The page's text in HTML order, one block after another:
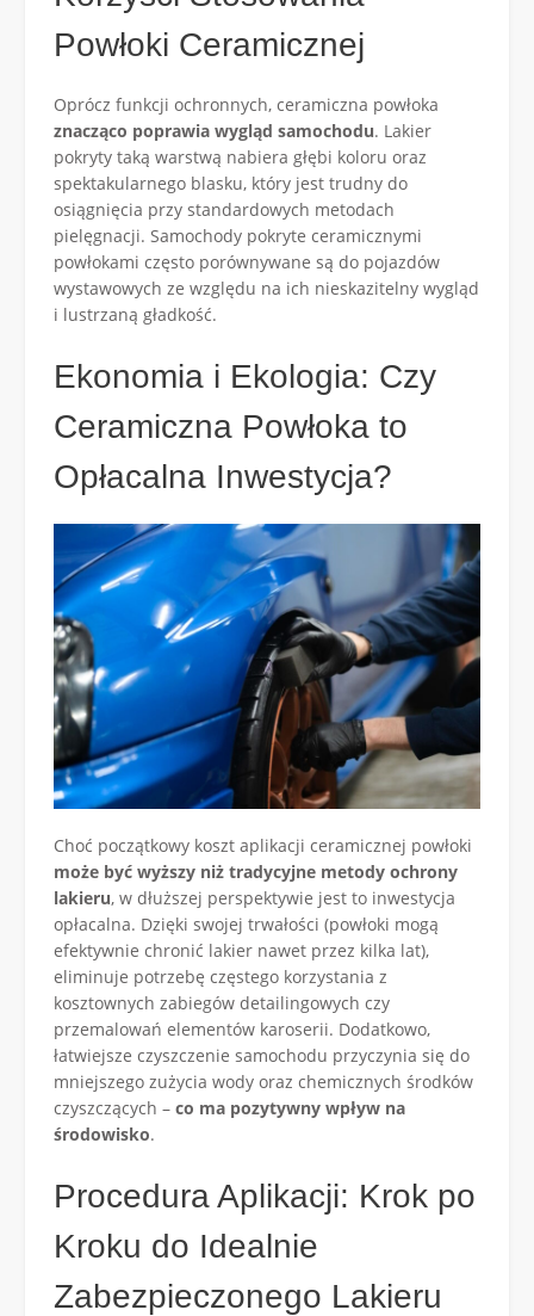
Powłoki Ceramicznej
Oprócz funkcji ochronnych, ceramiczna powłoka
znacząco poprawia wygląd samochodu. Lakier
pokryty taką warstwą nabiera głębi koloru oraz
spektakularnego blasku, który jest trudny do
osiągnięcia przy standardowych metodach
pielęgnacji. Samochody pokryte ceramicznymi
powłokami często porównywane są do pojazdów
wystawowych ze względu na ich nieskazitelny wygląd
i lustrzaną gładkość.
Ekonomia i Ekologia: Czy
Ceramiczna Powłoka to
Opłacalna Inwestycja?
Choć początkowy koszt aplikacji ceramicznej powłoki
może być wyższy niż tradycyjne metody ochrony
lakieru, w dłuższej perspektywie jest to inwestycja
opłacalna. Dzięki swojej trwałości (powłoki mogą
efektywnie chronić lakier nawet przez kilka lat),
eliminuje potrzebę częstego korzystania z
kosztownych zabiegów detailingowych czy
przemalowań elementów karoserii. Dodatkowo,
łatwiejsze czyszczenie samochodu przyczynia się do
mniejszego zużycia wody oraz chemicznych środków
czyszczących – co ma pozytywny wpływ na
środowisko.
Procedura Aplikacji: Krok po
Kroku do Idealnie
Zabezpieczonego Lakieru